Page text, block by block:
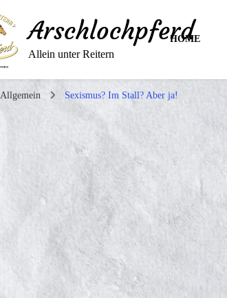
Arschlochpferd
Allein unter Reitern
HOME
Allgemein Sexismus? Im Stall? Aber ja!